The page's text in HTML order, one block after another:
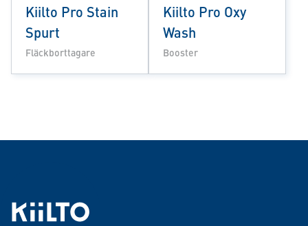
Kiilto Pro Stain
Spurt
Fläckborttagare
Kiilto Pro Oxy
Wash
Booster